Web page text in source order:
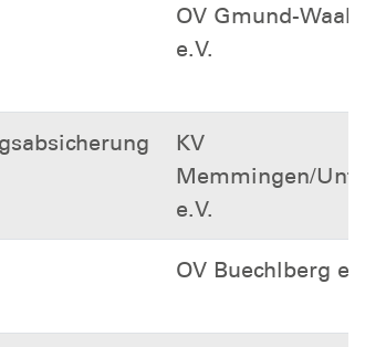
OV Gmund-
e.V.
KV
Memmingen/
e.V.
OV Buechlberg